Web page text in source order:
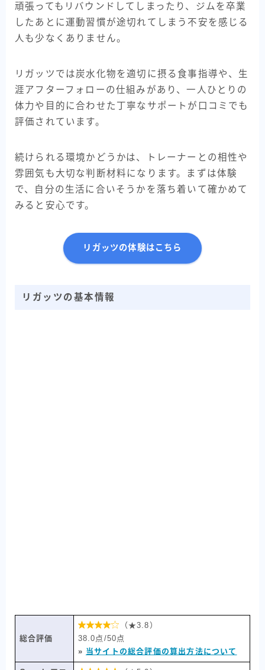
頑張ってもリバウンドしてしまったり、ジムを卒業
したあとに運動習慣が途切れてしまう不安を感じる
人も少なくありません。
リガッツでは炭水化物を適切に摂る食事指導や、生
涯アフターフォローの仕組みがあり、一人ひとりの
体力や目的に合わせた丁寧なサポートが口コミでも
評価されています。
続けられる環境かどうかは、トレーナーとの相性や
雰囲気も大切な判断材料になります。まずは体験
で、自分の生活に合いそうかを落ち着いて確かめて
みると安心です。
リガッツの体験はこちら
リガッツの基本情報
総合評価

（★3.8）
38.0点/50点
» 当サイトの総合評価の算出方法について
BEYOND
無料カウンセリングを申し込む